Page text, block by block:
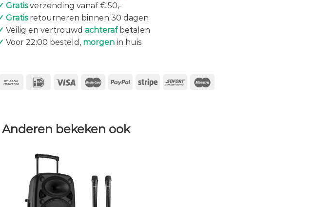
Gratisverzending vanaf € 50,-
Gratisretourneren binnen 30 dagen
Veilig en vertrouwd achterafbetalen
Voor 22:00 besteld, morgenin huis
Anderen bekeken ook